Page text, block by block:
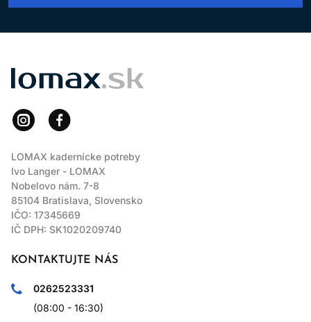
LOMAX
LOMAX kadernícke potreby
Ivo Langer - LOMAX
Nobelovo nám. 7-8
85104 Bratislava, Slovensko
IČO: 17345669
IČ DPH: SK1020209740
KONTAKTUJTE NÁS
0262523331
(08:00 - 16:30)